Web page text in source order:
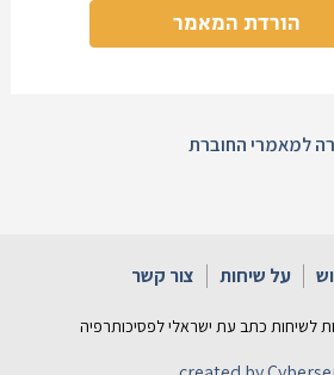
הורדת המאמר
למאמרי החוברת
על שיחות צור קשר
לשיחות כתב עת ישראלי לפסיכותרפיה